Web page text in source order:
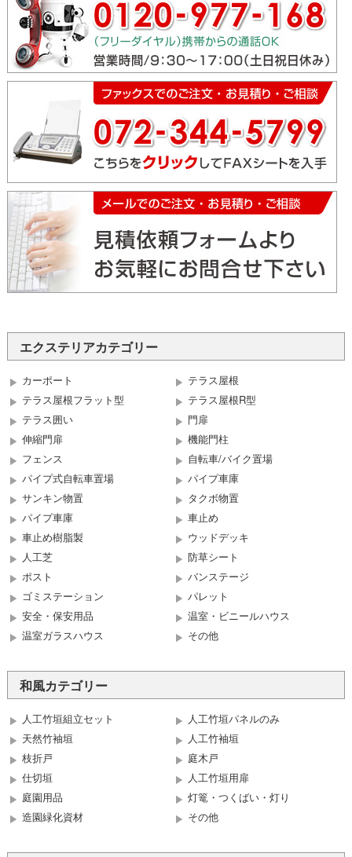
エクステリアカテゴリー
カーポート
テラス屋根
テラス屋根フラット型
テラス屋根R型
テラス囲い
門扉
伸縮門扉
機能門柱
フェンス
自転車/バイク置場
パイプ式自転車置場
パイプ車庫
サンキン物置
タクボ物置
パイプ車庫
車止め
車止め樹脂製
ウッドデッキ
人工芝
防草シート
ポスト
バンステージ
ゴミステーション
パレット
安全・保安用品
温室・ビニールハウス
温室ガラスハウス
その他
和風カテゴリー
人工竹垣組立セット
人工竹垣パネルのみ
天然竹袖垣
人工竹袖垣
枝折戸
庭木戸
仕切垣
人工竹垣用扉
庭園用品
灯篭・つくばい・灯り
造園緑化資材
その他